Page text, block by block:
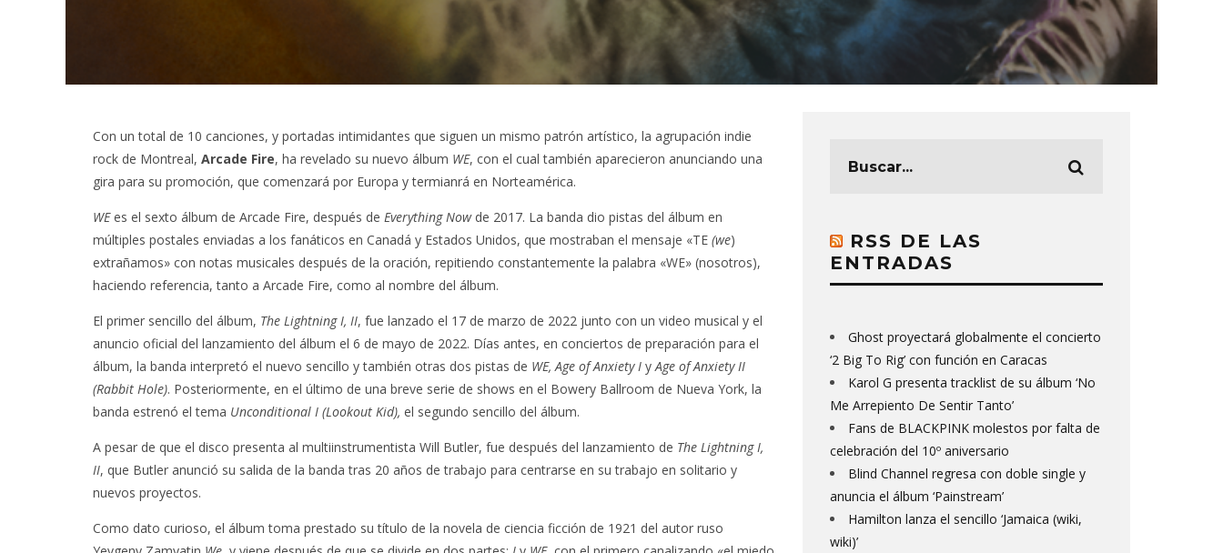
Con un total de 10 canciones, y portadas intimidantes que siguen un mismo patrón artístico, la agrupación indie
rock de Montreal, Arcade Fire, ha revelado su nuevo álbum WE, con el cual también aparecieron anunciando una
gira para su promoción, que comenzará por Europa y termianrá en Norteamérica.
WEes el sexto álbum de Arcade Fire, después de Everything Nowde 2017. La banda dio pistas del álbum en
múltiples postales enviadas a los fanáticos en Canadá y Estados Unidos, que mostraban el mensaje «TE (we)
extrañamos» con notas musicales después de la oración, repitiendo constantemente la palabra «WE» (nosotros),
haciendo referencia, tanto a Arcade Fire, como al nombre del álbum.
El primer sencillo del álbum, The Lightning I, II, fue lanzado el 17 de marzo de 2022 junto con un video musical y el
anuncio oficial del lanzamiento del álbum el 6 de mayo de 2022. Días antes, en conciertos de preparación para el
álbum, la banda interpretó el nuevo sencillo y también otras dos pistas de WE, Age of Anxiety I yAge of Anxiety II
(Rabbit Hole). Posteriormente, en el último de una breve serie de shows en el Bowery Ballroom de Nueva York, la
banda estrenó el tema Unconditional I (Lookout Kid), el segundo sencillo del álbum.
A pesar de que el disco presenta al multiinstrumentista Will Butler, fue después del lanzamiento de The Lightning I,
II, que Butler anunció su salida de la banda tras 20 años de trabajo para centrarse en su trabajo en solitario y
nuevos proyectos.
Como dato curioso, el álbum toma prestado su título de la novela de ciencia ficción de 1921 del autor ruso
RSS DE LAS
ENTRADAS
Ghost proyectará globalmente el concierto
‘2 Big To Rig’ con función en Caracas
Karol G presenta tracklist de su álbum ‘No
Me Arrepiento De Sentir Tanto’
Fans de BLACKPINK molestos por falta de
celebración del 10º aniversario
Blind Channel regresa con doble single y
anuncia el álbum ‘Painstream’
Hamilton lanza el sencillo ‘Jamaica (wiki,
wiki)’